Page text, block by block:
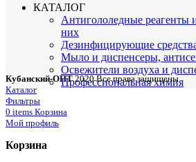
КАТАЛОГ
Антигололедные реагенты
них
Дезинфицирующие
Мыло и диспенсеры,
Освежители воздуха и
Профессиональная химия
Кубанский-ОПТ 2020 Все права защищены
Каталог
Фильтры
0 items Корзина
Мой профиль
Корзина